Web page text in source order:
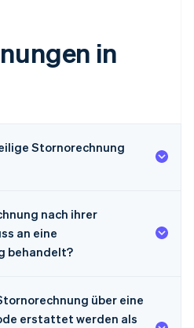
in
Stornorechnung
nach ihrer
an eine
behandelt?
über eine
erstattet werden als